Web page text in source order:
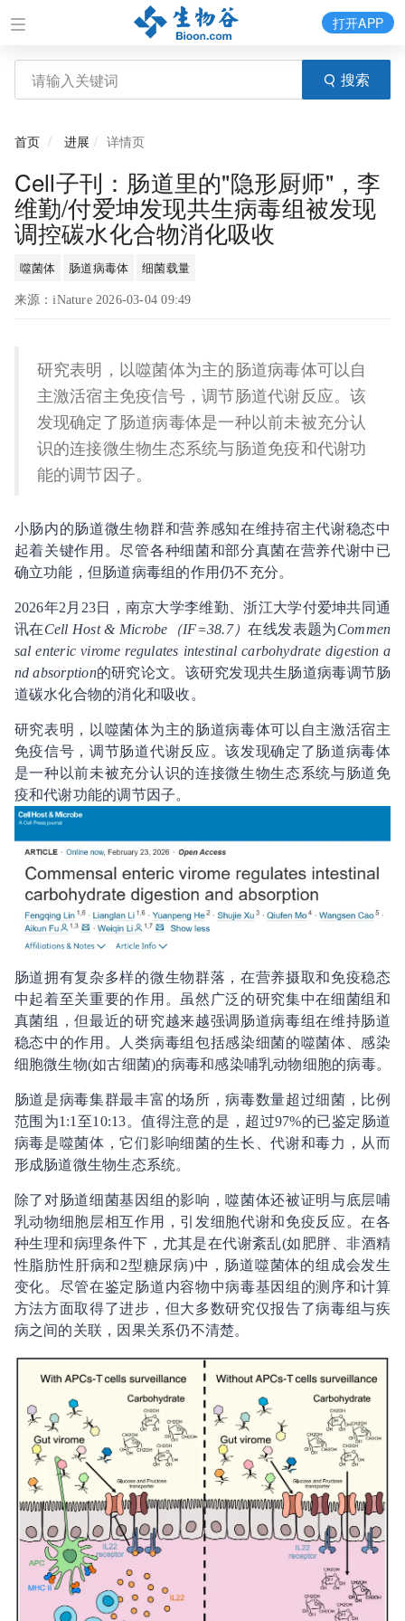
搜索
打开APP
首页 进展 详情页
Cell子刊：肠道里的"隐形厨师"，李
维勤/付爱坤发现共生病毒组被发现
调控碳水化合物消化吸收
噬菌体 肠道病毒体 细菌载量
来源：iNature 2026-03-04 09:49
研究表明，以噬菌体为主的肠道病毒体可以自
主激活宿主免疫信号，调节肠道代谢反应。该
发现确定了肠道病毒体是一种以前未被充分认
识的连接微生物生态系统与肠道免疫和代谢功
能的调节因子。
小肠内的肠道微生物群和营养感知在维持宿主代谢稳态中
起着关键作用。尽管各种细菌和部分真菌在营养代谢中已
确立功能，但肠道病毒组的作用仍不充分。
2026年2月23日，南京大学李维勤、浙江大学付爱坤共同通
讯在Cell Host & Microbe（IF=38.7）在线发表题为Commen
sal enteric virome regulates intestinal carbohydrate digestion a
nd absorption的研究论文。该研究发现共生肠道病毒调节肠
道碳水化合物的消化和吸收。
研究表明，以噬菌体为主的肠道病毒体可以自主激活宿主
免疫信号，调节肠道代谢反应。该发现确定了肠道病毒体
是一种以前未被充分认识的连接微生物生态系统与肠道免
疫和代谢功能的调节因子。
肠道拥有复杂多样的微生物群落，在营养摄取和免疫稳态
中起着至关重要的作用。虽然广泛的研究集中在细菌组和
真菌组，但最近的研究越来越强调肠道病毒组在维持肠道
稳态中的作用。人类病毒组包括感染细菌的噬菌体、感染
细胞微生物(如古细菌)的病毒和感染哺乳动物细胞的病毒。
肠道是病毒集群最丰富的场所，病毒数量超过细菌，比例
范围为1:1至10:13。值得注意的是，超过97%的已鉴定肠道
病毒是噬菌体，它们影响细菌的生长、代谢和毒力，从而
形成肠道微生物生态系统。
除了对肠道细菌基因组的影响，噬菌体还被证明与底层哺
乳动物细胞层相互作用，引发细胞代谢和免疫反应。在各
种生理和病理条件下，尤其是在代谢紊乱(如肥胖、非酒精
性脂肪性肝病和2型糖尿病)中，肠道噬菌体的组成会发生
变化。尽管在鉴定肠道内容物中病毒基因组的测序和计算
方法方面取得了进步，但大多数研究仅报告了病毒组与疾
病之间的关联，因果关系仍不清楚。